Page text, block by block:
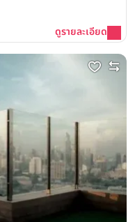
ดูรายละเอียด